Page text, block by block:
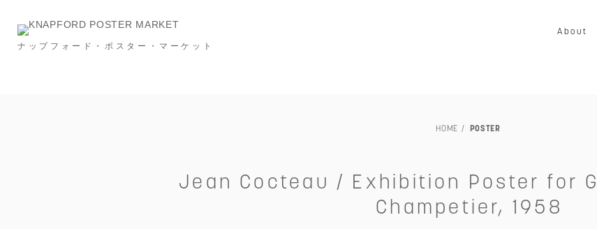
ナップフォード・ポスター・マーケット
About
インビテーション STILLEBEN & MOEBE 未額装
HOME POSTER
Jean Cocteau / Exhibition Poster for
Champetier, 1958